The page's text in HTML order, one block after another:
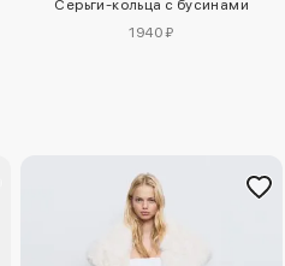
Серьги-кольца с бусинами
1940 ₽